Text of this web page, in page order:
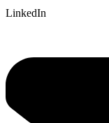
LinkedIn